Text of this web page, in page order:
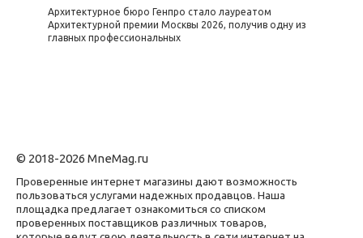
Архитектурное бюро Генпро стало лауреатом
Архитектурной премии Москвы 2026, получив одну из
главных профессиональных
© 2018-2026 MneMag.ru
Проверенные интернет магазины дают возможность
пользоваться услугами надежных продавцов. Наша
площадка предлагает ознакомиться со списком
проверенных поставщиков различных товаров,